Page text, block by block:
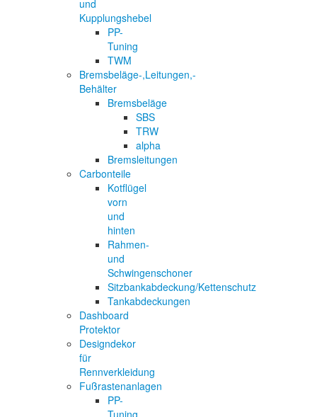
und
Kupplungshebel
PP-
Tuning
TWM
Bremsbeläge-,Leitungen,-
Behälter
Bremsbeläge
SBS
TRW
alpha
Bremsleitungen
Carbonteile
Kotflügel
vorn
und
hinten
Rahmen-
und
Schwingenschoner
Sitzbankabdeckung/Kettenschutz
Tankabdeckungen
Dashboard
Protektor
Designdekor
für
Rennverkleidung
Fußrastenanlagen
PP-
Tuning